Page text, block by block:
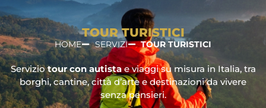
TOUR TURISTICI
HOME SERVIZI TOUR TURISTICI
Serviziotour con autistae viaggi su misura in Italia, tra
borghi, cantine, città d’arte e destinazioni da vivere
senza pensieri.